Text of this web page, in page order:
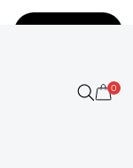
0